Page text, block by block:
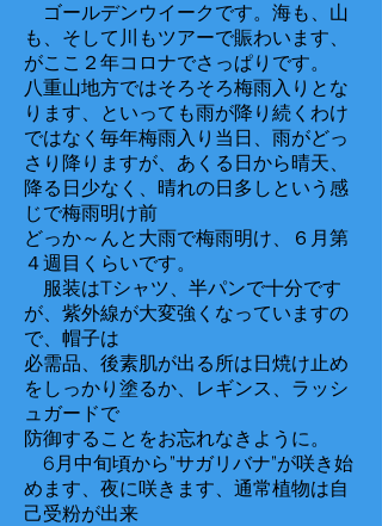
ゴールデンウイークです。海も、山
も、そして川もツアーで賑わいます、
がここ２年コロナでさっぱりです。
八重山地方ではそろそろ梅雨入りとな
ります、といっても雨が降り続くわけ
ではなく毎年梅雨入り当日、雨がどっ
さり降りますが、あくる日から晴天、
降る日少なく、晴れの日多しという感
じで梅雨明け前
どっか～んと大雨で梅雨明け、６月第
４週目くらいです。
服装はTシャツ、半パンで十分です
が、紫外線が大変強くなっていますの
で、帽子は
必需品、後素肌が出る所は日焼け止め
をしっかり塗るか、レギンス、ラッシ
ュガードで
防御することをお忘れなきように。
​ 6月中旬頃から”サガリバナ”が咲き始
めます、夜に咲きます、通常植物は自
己受粉が出来